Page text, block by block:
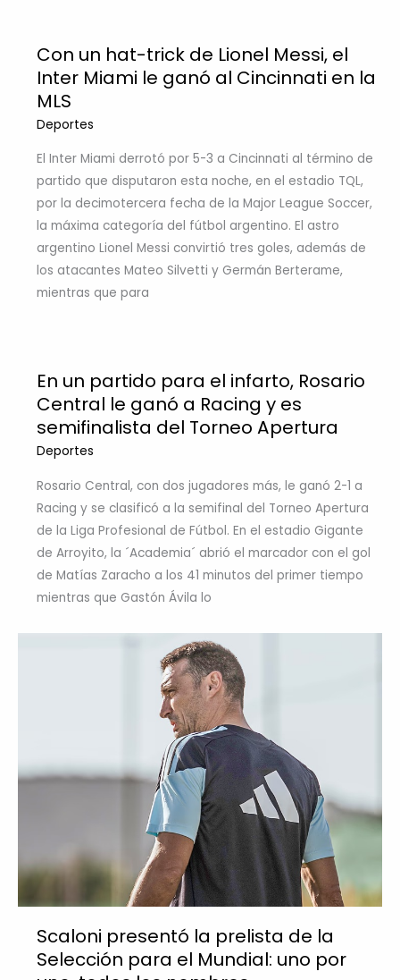
Con un hat-trick de Lionel Messi, el
Inter Miami le ganó al Cincinnati en la
MLS
Deportes
El Inter Miami derrotó por 5-3 a Cincinnati al término de
partido que disputaron esta noche, en el estadio TQL,
por la decimotercera fecha de la Major League Soccer,
la máxima categoría del fútbol argentino. El astro
argentino Lionel Messi convirtió tres goles, además de
los atacantes Mateo Silvetti y Germán Berterame,
mientras que para
En un partido para el infarto, Rosario
Central le ganó a Racing y es
semifinalista del Torneo Apertura
Deportes
Rosario Central, con dos jugadores más, le ganó 2-1 a
Racing y se clasificó a la semifinal del Torneo Apertura
de la Liga Profesional de Fútbol. En el estadio Gigante
de Arroyito, la ´Academia´ abrió el marcador con el gol
de Matías Zaracho a los 41 minutos del primer tiempo
mientras que Gastón Ávila lo
Scaloni presentó la prelista de la
Selección para el Mundial: uno por